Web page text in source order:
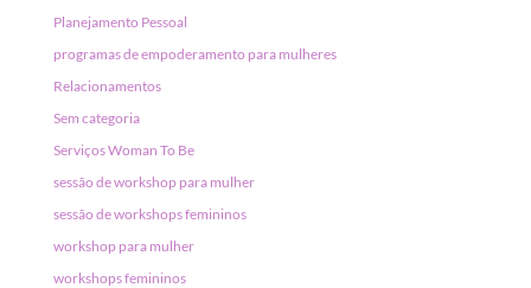
Planejamento Pessoal
programas de empoderamento para mulheres
Relacionamentos
Sem categoria
Serviços Woman To Be
sessão de workshop para mulher
sessão de workshops femininos
workshop para mulher
workshops femininos